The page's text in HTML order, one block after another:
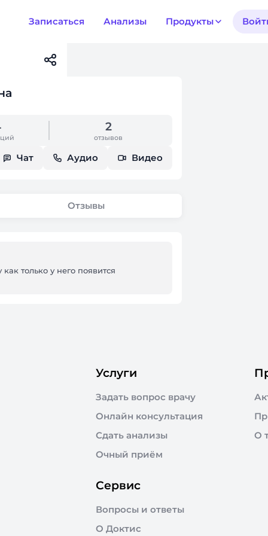
Записаться Анализы Продукты
2
отзывов
Чат Аудио Видео
Отзывы
только у него появится
Услуги
Задать вопрос врачу
Онлайн консультация
Сдать анализы
Очный приём
О
Сервис
Вопросы и ответы
О Доктис